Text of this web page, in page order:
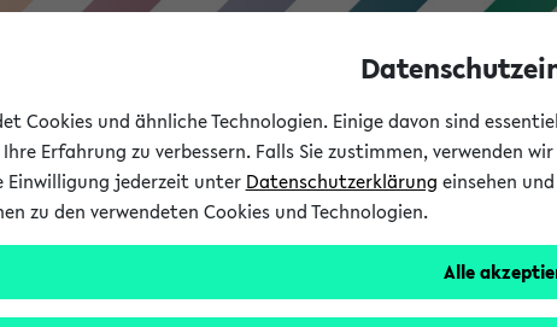
Forschung Studium
möchten auf eine eKVV Funktion zugreifen, die Ihnen erst
Cookies und ähnliche Technologien. Einige davon sind
Erfahrung zu verbessern. Falls Sie zustimmen, verwenden
Einwilligung jederzeit unter Datenschutzerklärung einsehen
zu den verwendeten Cookies und Technologien.
Alle